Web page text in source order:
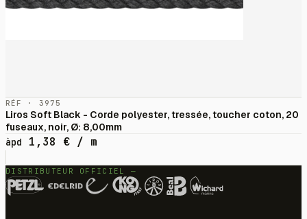
RÉF · 3975
Liros Soft Black - Corde polyester, tressée, toucher coton, 20
fuseaux, noir, Ø: 8,00mm
àpd
1,38 € / m
DISTRIBUTEUR OFFICIEL —